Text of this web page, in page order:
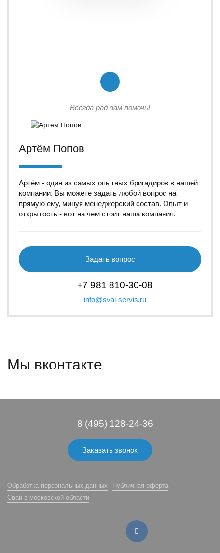
Всегда рад вам помочь!
Артём Попов
Артём - один из самых опытных бригадиров в нашей
компании. Вы можете задать любой вопрос на
прямую ему, минуя менеджерский состав. Опыт и
открытость - вот на чем стоит наша компания.
Задать вопрос
+7 981 810-30-08
info@svai-servis.ru
Мы вконтакте
8 (495) 128-24-36
Заказать звонок
Обработка персональных данных
Публичная оферта
Сваи в московской области